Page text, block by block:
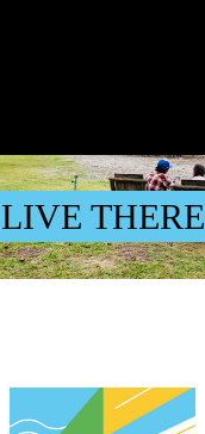
LIVE THERE